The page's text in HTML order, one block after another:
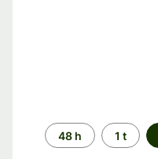
Time
period
48 h 1 t